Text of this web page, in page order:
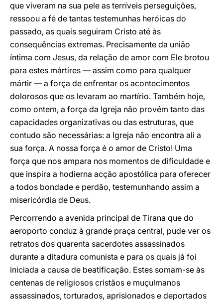
que viveram na sua pele as terríveis perseguições,
ressoou a fé de tantas testemunhas heróicas do
passado, as quais seguiram Cristo até às
consequências extremas. Precisamente da união
íntima com Jesus, da relação de amor com Ele brotou
para estes mártires — assim como para qualquer
mártir — a força de enfrentar os acontecimentos
dolorosos que os levaram ao martírio. Também hoje,
como ontem, a força da Igreja não provém tanto das
capacidades organizativas ou das estruturas, que
contudo são necessárias: a Igreja não encontra ali a
sua força. A nossa força é o amor de Cristo! Uma
força que nos ampara nos momentos de dificuldade e
que inspira a hodierna acção apostólica para oferecer
a todos bondade e perdão, testemunhando assim a
misericórdia de Deus.
Percorrendo a avenida principal de Tirana que do
aeroporto conduz à grande praça central, pude ver os
retratos dos quarenta sacerdotes assassinados
durante a ditadura comunista e para os quais já foi
iniciada a causa de beatificação. Estes somam-se às
centenas de religiosos cristãos e muçulmanos
assassinados, torturados, aprisionados e deportados